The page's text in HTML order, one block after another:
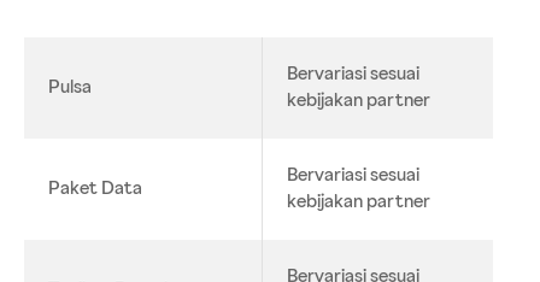
Pulsa
Bervariasi sesuai
kebijakan partner
Paket Data
Bervariasi sesuai
kebijakan partner
Bervariasi sesuai